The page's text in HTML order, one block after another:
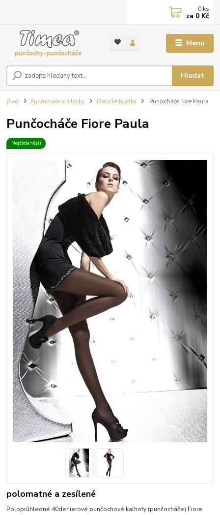
Menu
Hledat
0 ks
za 0 Kč
Úvod Punčocháče a silonky Klasické hladké Punčocháče Fiore Paula
Punčocháče Fiore Paula
Nejžádanější
polomatné a zesílené
Poloprůhledné 40denierové punčochové kalhoty (punčocháče) Fiore